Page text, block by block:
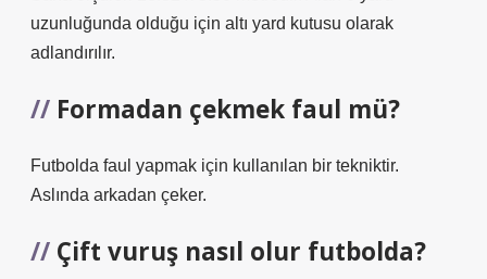
uzunluğunda olduğu için altı yard kutusu olarak
adlandırılır.
Formadan çekmek faul mü?
Futbolda faul yapmak için kullanılan bir tekniktir.
Aslında arkadan çeker.
Çift vuruş nasıl olur futbolda?